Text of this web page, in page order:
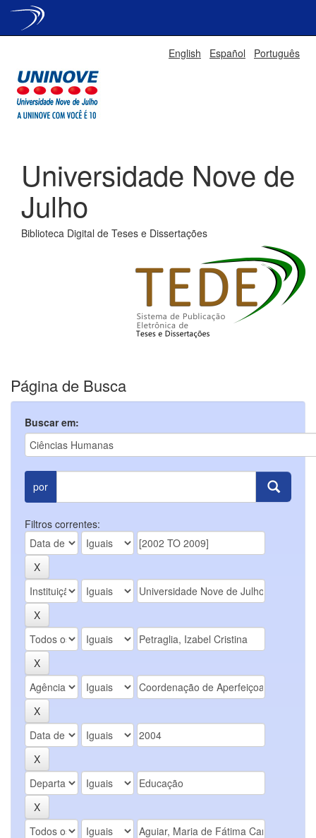
English Español Português
Universidade Nove de
Julho
Biblioteca Digital de Teses e Dissertações
Página de Busca
Buscar em:
por
Filtros correntes: